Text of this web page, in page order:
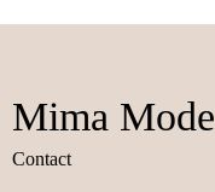
Mima Mode
Contact